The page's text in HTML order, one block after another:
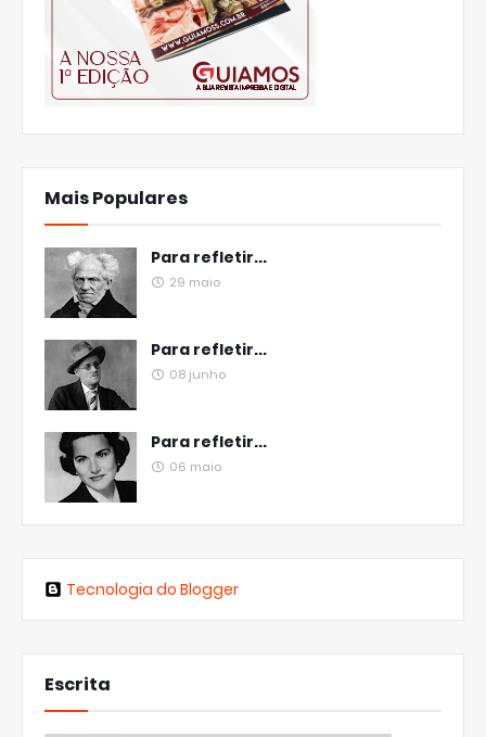
Mais Populares
Para refletir...
29 maio
Para refletir...
08 junho
Para refletir...
06 maio
Tecnologia do Blogger
Escrita